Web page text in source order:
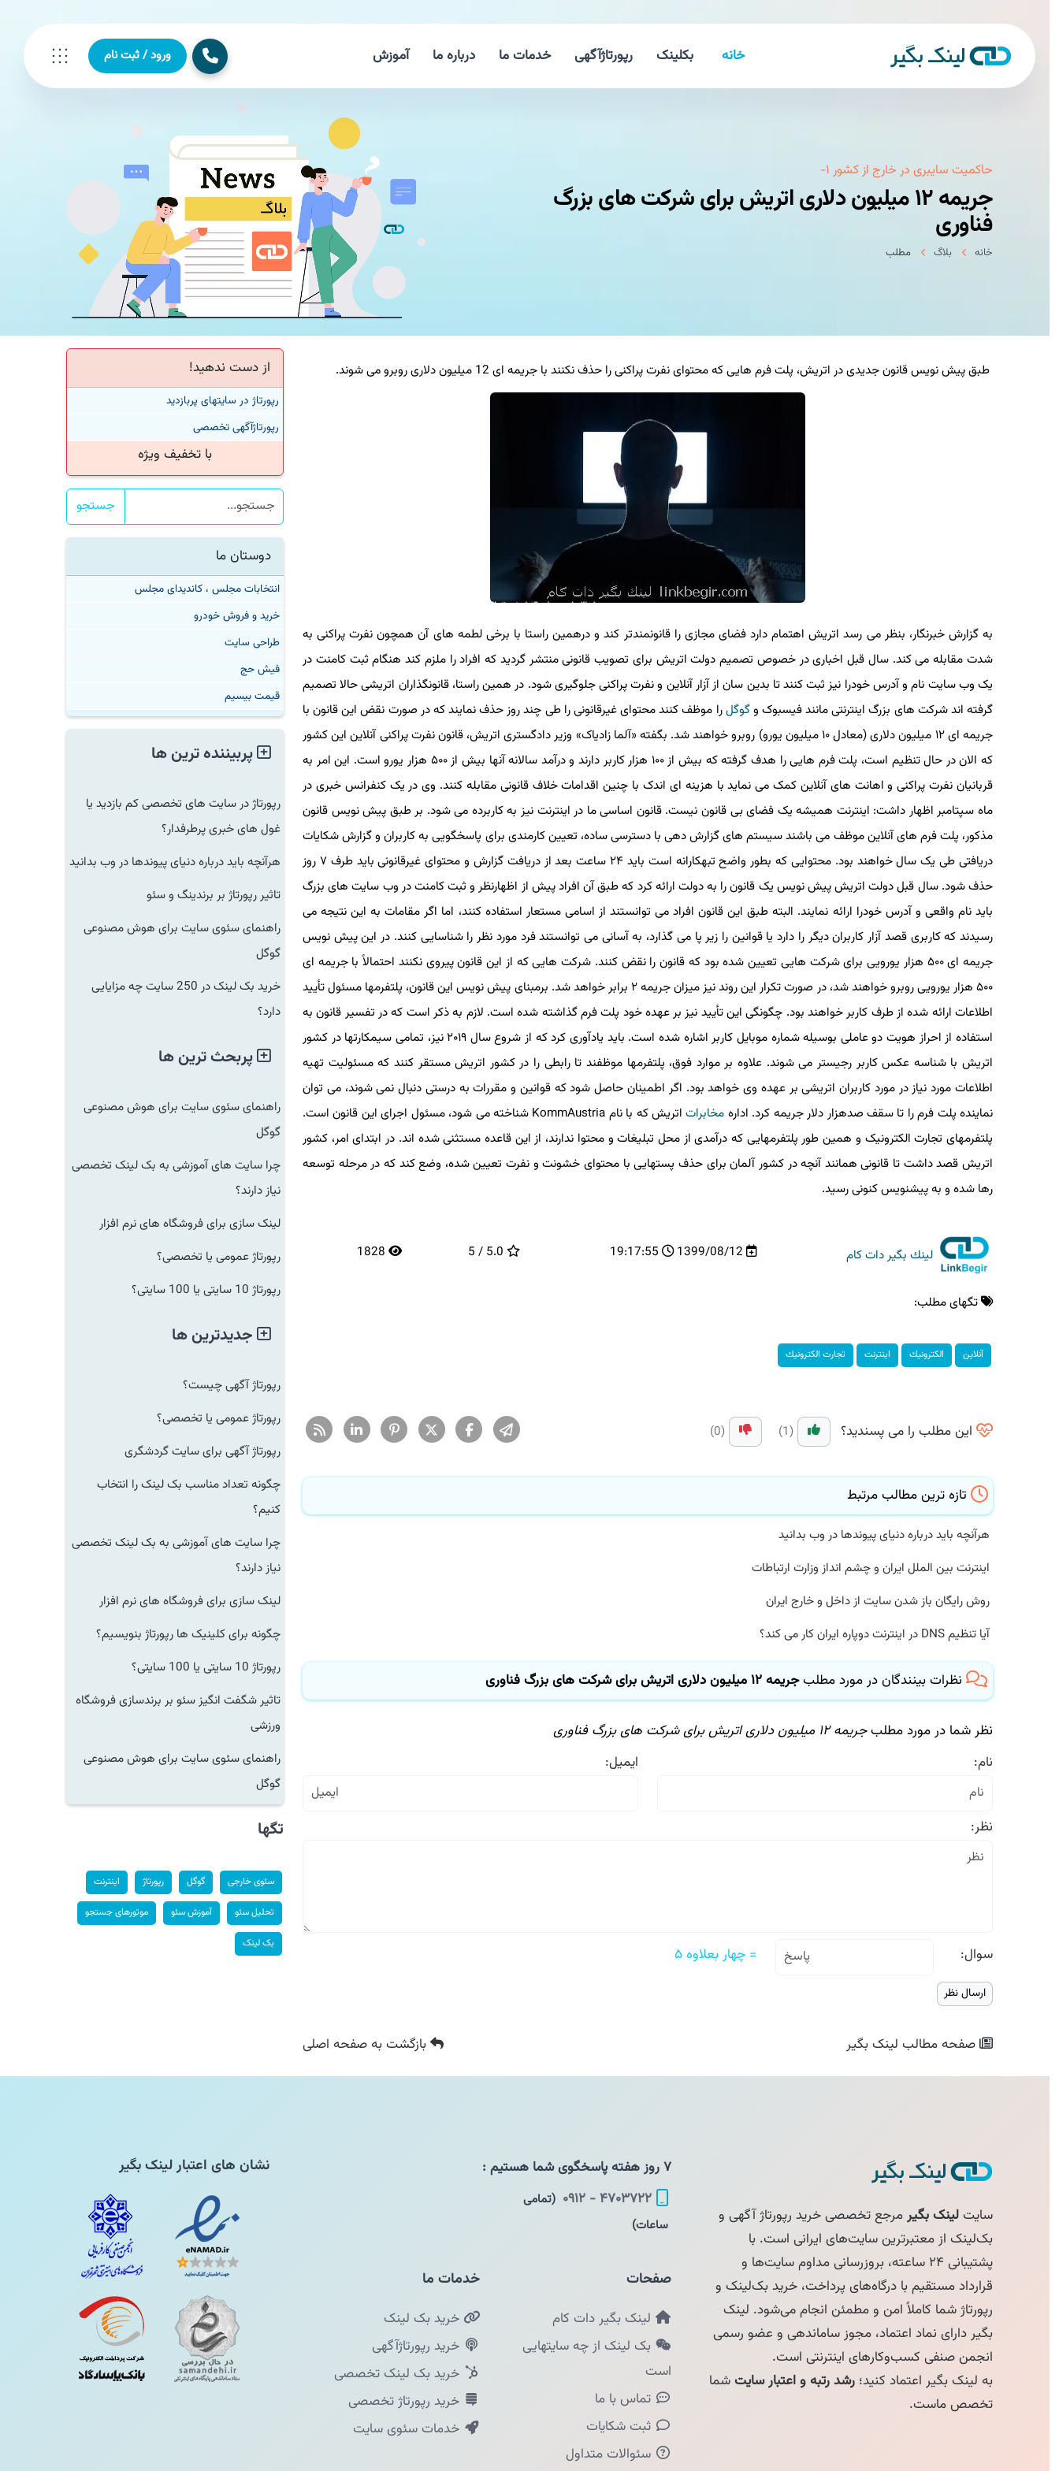
خانه بکلینک رپورتاژآگهی خدمات ما درباره ما آموزش ورود / ثبت نام
حاكمیت سایبری در خارج از كشور ۱-
جریمه ۱۲ میلیون دلاری اتریش برای شركت های بزرگ
فناوری
خانه بلاگ مطلب
طبق پیش نویس قانون جدیدی در اتریش، پلت فرم هایی كه محتوای نفرت پراكنی را حذف نكنند با جریمه ای 12 میلیون دلاری روبرو می شوند.
به گزارش خبرنگار، بنظر می رسد اتریش اهتمام دارد فضای مجازی را قانونمندتر کند و درهمین راستا با برخی لطمه های آن همچون نفرت پراکنی به
شدت مقابله می کند. سال قبل اخباری در خصوص تصمیم دولت اتریش برای تصویب قانونی منتشر گردید که افراد را ملزم کند هنگام ثبت کامنت در
یک وب سایت نام و آدرس خودرا نیز ثبت کنند تا بدین سان از آزار آنلاین و نفرت پراکنی جلوگیری شود. در همین راستا، قانونگذاران اتریشی حالا تصمیم
گرفته اند شرکت های بزرگ اینترنتی مانند فیسبوک و گوگلرا موظف کنند محتوای غیرقانونی را طی چند روز حذف نمایند که در صورت نقض این قانون با
جریمه ای ۱۲ میلیون دلاری (معادل ۱۰ میلیون یورو) روبرو خواهند شد. بگفته «آلما زادیاک» وزیر دادگستری اتریش، قانون نفرت پراکنی آنلاین این کشور
که الان در حال تنظیم است، پلت فرم هایی را هدف گرفته که بیش از ۱۰۰ هزار کاربر دارند و درآمد سالانه آنها بیش از ۵۰۰ هزار یورو است. این امر به
قربانیان نفرت پراکنی و اهانت های آنلاین کمک می نماید با هزینه ای اندک با چنین اقدامات خلاف قانونی مقابله کنند. وی در یک کنفرانس خبری در
ماه سپتامبر اظهار داشت: اینترنت همیشه یک فضای بی قانون نیست. قانون اساسی ما در اینترنت نیز به کاربرده می شود. بر طبق پیش نویس قانون
مذکور، پلت فرم های آنلاین موظف می باشند سیستم های گزارش دهی با دسترسی ساده، تعیین کارمندی برای پاسخگویی به کاربران و گزارش شکایات
دریافتی طی یک سال خواهند بود. محتوایی که بطور واضح تبهکارانه است باید ۲۴ ساعت بعد از دریافت گزارش و محتوای غیرقانونی باید طرف ۷ روز
حذف شود. سال قبل دولت اتریش پیش نویس یک قانون را به دولت ارائه کرد که طبق آن افراد پیش از اظهارنظر و ثبت کامنت در وب سایت های بزرگ
باید نام واقعی و آدرس خودرا ارائه نمایند. البته طبق این قانون افراد می توانستند از اسامی مستعار استفاده کنند، اما اگر مقامات به این نتیجه می
رسیدند که کاربری قصد آزار کاربران دیگر را دارد یا قوانین را زیر پا می گذارد، به آسانی می توانستند فرد مورد نظر را شناسایی کنند. در این پیش نویس
جریمه ای ۵۰۰ هزار یورویی برای شرکت هایی تعیین شده بود که قانون را نقض کنند. شرکت هایی که از این قانون پیروی نکنند احتمالاً با جریمه ای
۵۰۰ هزار یورویی روبرو خواهند شد، در صورت تکرار این روند نیز میزان جریمه ۲ برابر خواهد شد. برمبنای پیش نویس این قانون، پلتفرمها مسئول تأیید
اطلاعات ارائه شده از طرف کاربر خواهند بود. چگونگی این تأیید نیز بر عهده خود پلت فرم گذاشته شده است. لازم به ذکر است که در تفسیر قانون به
استفاده از احراز هویت دو عاملی بوسیله شماره موبایل کاربر اشاره شده است. باید یادآوری کرد که از شروع سال ۲۰۱۹ نیز، تمامی سیمکارتها در کشور
اتریش با شناسه عکس کاربر رجیستر می شوند. علاوه بر موارد فوق، پلتفرمها موظفند تا رابطی را در کشور اتریش مستقر کنند که مسئولیت تهیه
اطلاعات مورد نیاز در مورد کاربران اتریشی بر عهده وی خواهد بود. اگر اطمینان حاصل شود که قوانین و مقررات به درستی دنبال نمی شوند، می توان
نماینده پلت فرم را تا سقف صدهزار دلار جریمه کرد. ادارهمخابرات
اتریش که با نام KommAustria شناخته می شود، مسئول اجرای این قانون است.
پلتفرمهای تجارت الکترونیک و همین طور پلتفرمهایی که درآمدی از محل تبلیغات و محتوا ندارند، از این قاعده مستثنی شده اند. در ابتدای امر، کشور
اتریش قصد داشت تا قانونی همانند آنچه در کشور آلمان برای حذف پستهایی با محتوای خشونت و نفرت تعیین شده، وضع کند که در مرحله توسعه
رها شده و به پیشنویس کنونی رسید.
لینك بگیر دات كام 1399/08/12
19:17:55
5.0 / 5
1828
تگهای مطلب:
آنلاین الكترونیك اینترنت تجارت الكترونیك
این مطلب را می پسندید؟
تازه ترین مطالب مرتبط
هرآنچه باید درباره دنیای پیوندها در وب بدانید
اینترنت بین الملل ایران و چشم انداز وزارت ارتباطات
روش رایگان باز شدن سایت از داخل و خارج ایران
آیا تنظیم DNS در اینترنت دوپاره ایران کار می کند؟
نظرات بینندگان در مورد مطلبجریمه ۱۲ میلیون دلاری اتریش برای شركت های بزرگ فناوری
نظر شما در مورد مطلبجریمه ۱۲ میلیون دلاری اتریش برای شركت های بزرگ فناوری
نام:
ایمیل:
نظر:
سوال: = چهار بعلاوه ۵
صفحه مطالبلینک بگیر بازگشتبه صفحه اصلی
از دست ندهید!
رپورتاژ در سایتهای پربازدید
رپورتاژآگهی تخصصی
با تخفیف ویژه
جستجو
دوستان ما
انتخابات مجلس ، کاندیدای مجلس
خرید و فروش خودرو
طراحی سایت
فیش حج
قیمت بیسیم
پربیننده ترین ها
رپورتاژ در سایت های تخصصی کم بازدید یا
غول های خبری پرطرفدار؟
هرآنچه باید درباره دنیای پیوندها در وب بدانید
تاثیر رپورتاژ بر برندینگ و سئو
راهنمای سئوی سایت برای هوش مصنوعی
گوگل
خرید بک لینک در 250 سایت چه مزایایی
دارد؟
پربحث ترین ها
راهنمای سئوی سایت برای هوش مصنوعی
گوگل
چرا سایت های آموزشی به بک لینک تخصصی
نیاز دارند؟
لینک سازی برای فروشگاه های نرم افزار
رپورتاژ عمومی یا تخصصی؟
رپورتاژ 10 سایتی یا 100 سایتی؟
جدیدترین ها
رپورتاژ آگهی چیست؟
رپورتاژ عمومی یا تخصصی؟
رپورتاژ آگهی برای سایت گردشگری
چگونه تعداد مناسب بک لینک را انتخاب
کنیم؟
چرا سایت های آموزشی به بک لینک تخصصی
نیاز دارند؟
لینک سازی برای فروشگاه های نرم افزار
چگونه برای کلینیک ها رپورتاژ بنویسیم؟
رپورتاژ 10 سایتی یا 100 سایتی؟
تاثیر شگفت انگیز سئو بر برندسازی فروشگاه
ورزشی
راهنمای سئوی سایت برای هوش مصنوعی
گوگل
تگها
سئوی خارجی گوگل رپورتاژ اینترنت
تحلیل سئو آموزش سئو موتورهای جستجو
بک لینک
سایتلینک بگیرمرجع تخصصی خرید رپورتاژ آگهی و
بک‌لینک از معتبرترین سایت‌های ایرانی است. با
پشتیبانی ۲۴ ساعته، بروزرسانی مداوم سایت‌ها و
قرارداد مستقیم با درگاه‌های پرداخت، خرید بک‌لینک و
رپورتاژ شما کاملاً امن و مطمئن انجام می‌شود. لینک
بگیر دارای نماد اعتماد، مجوز ساماندهی و عضو رسمی
انجمن صنفی کسب‌وکارهای اینترنتی است.
به لینک بگیر اعتماد کنید؛رشد رتبه و اعتبار سایتشما
تخصص ماست.
۴۷۰۳۷۲۲ - ۰۹۱۲
(تمامی
ساعات)
صفحات
لینک بگیر دات کام
بک لینک از چه سایتهایی
است
تماس با ما
ثبت شکایات
سئوالات متداول
خدمات ما
خرید بک لینک
خرید رپورتاژآگهی
خرید بک لینک تخصصی
خرید رپورتاژ تخصصی
خدمات سئوی سایت
نشان های اعتبار لینک بگیر